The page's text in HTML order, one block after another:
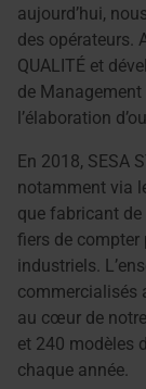
aujourd’hui,
des opérateurs.
QUALITÉ et
de Management
l’élaboration
En 2018, SESA
notamment via
que fabricant de
fiers de
industriels.
commercialisés
au cœur de
et 240 modèles
chaque année.